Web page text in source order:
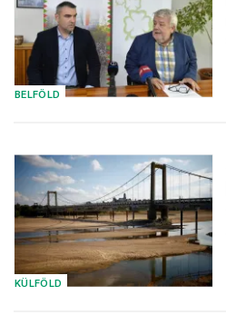
BELFÖLD
KÜLFÖLD